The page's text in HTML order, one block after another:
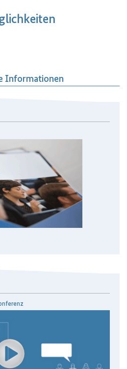
Informationen